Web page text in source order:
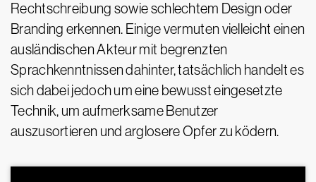
Rechtschreibung sowie schlechtem Design oder
Branding erkennen. Einige vermuten vielleicht einen
ausländischen Akteur mit begrenzten
Sprachkenntnissen dahinter, tatsächlich handelt es
sich dabei jedoch um eine bewusst eingesetzte
Technik, um aufmerksame Benutzer
auszusortieren und arglosere Opfer zu ködern.